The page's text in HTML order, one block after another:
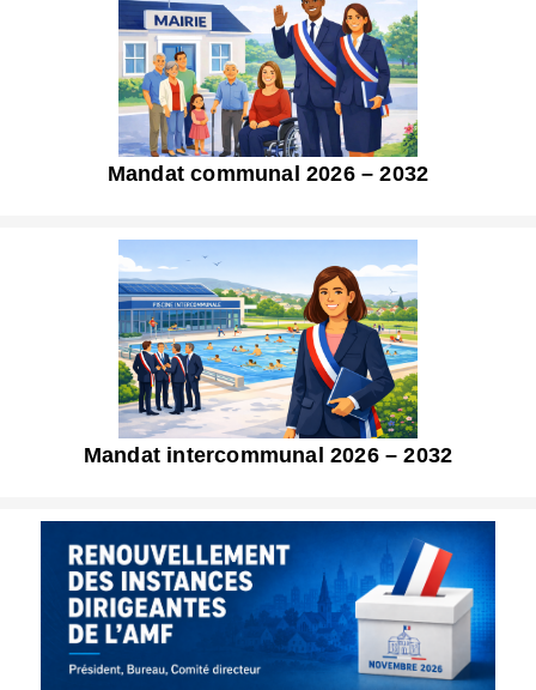
Mandat communal 2026 – 2032
Mandat intercommunal 2026 – 2032